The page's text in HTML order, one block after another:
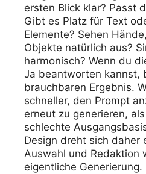
ersten Blick klar? Passt
Gibt es Platz für Text
Elemente? Sehen
Objekte natürlich aus?
harmonisch? Wenn du
Ja beantworten kannst,
brauchbaren Ergebnis.
schneller, den Prompt
erneut zu generieren,
schlechte
Design dreht sich daher
Auswahl und Redaktion
eigentliche Generierung.